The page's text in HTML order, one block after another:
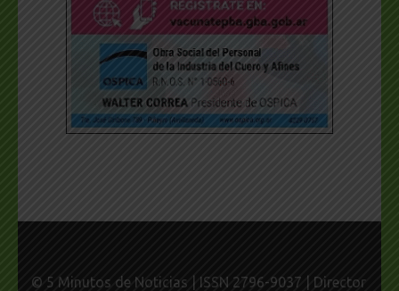
© 5 Minutos de Noticias | ISSN 2796-9037 | Director